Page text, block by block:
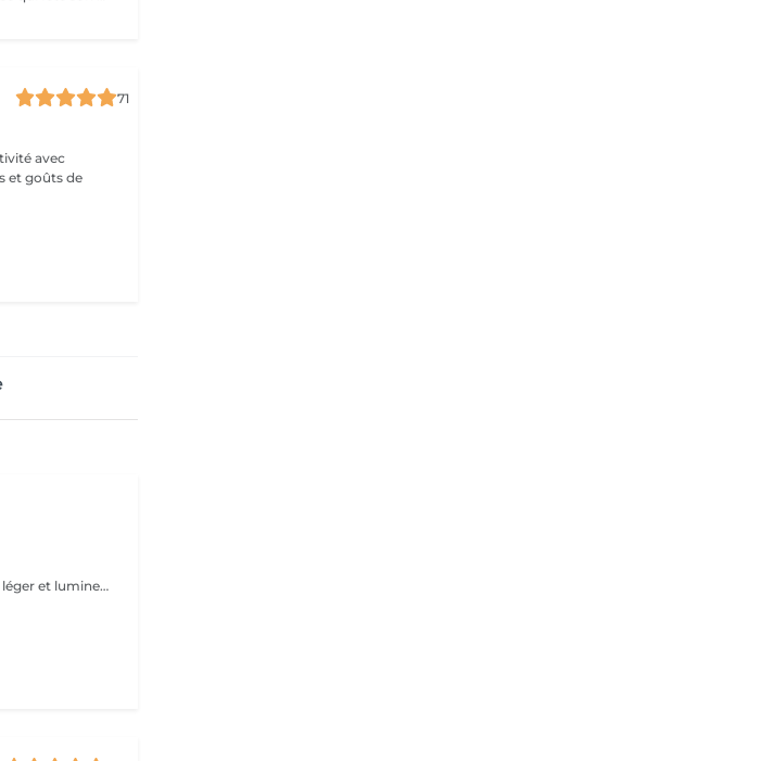
71
avec
et goûts de
Make-up Glow Effet Naturel (Jour) Un maquillage léger et lumineux qui sublime votre beauté naturelle. Idéal pour la journée, rendez-vous professionnels ou shootings naturels. Teint unifié, regard réveillé, sans surcharge. Frais, discret et élégant. Make-up Glamour Événements & Soirées Un maquillage sophistiqué avec une tenue renforcée, parfait pour fêtes, mariages ou séances photo. Association d'un teint parfait, d'un regard travaillé et de corrections subtiles pour un effet wow qui reste naturel. Élégance, intensité et mise en valeur. Make-up Luxe Haute Définition & Longue Durée Un maquillage professionnel avec préparation complète de la peau, correction des volumes, camouflage des imperfections et mise en lumière des traits. Tenue extrême, idéal pour caméras HD, mariée, ou occasions exigeantes. Finition impeccable, résultat haut de gamme.